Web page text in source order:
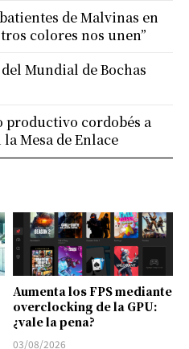
Aumenta los FPS mediante
overclocking de la GPU:
¿vale la pena?
03/08/2026
de Malvinas en
colores nos unen”
Mundial de Bochas
cordobés a
Mesa de Enlace